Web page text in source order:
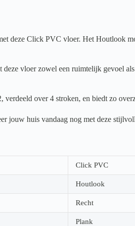
deze Click PVC vloer. Het Houtlook
vloer zowel een ruimtelijk gevoel
over 4 stroken, en biedt zo
jouw huis vandaag nog met deze
Click PVC
Houtlook
Recht
Plank